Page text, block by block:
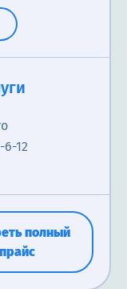
симптомов
12
полный
прайс